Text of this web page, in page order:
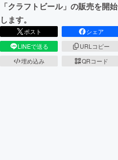
「クラフトビール」の販売を開始
します。
ポスト
シェア
LINEで送る
URLコピー
埋め込み
QRコード